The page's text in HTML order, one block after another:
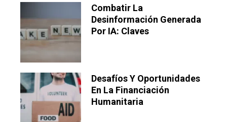
Combatir La
Desinformación Generada
Por IA: Claves
Desafíos Y Oportunidades
En La Financiación
Humanitaria